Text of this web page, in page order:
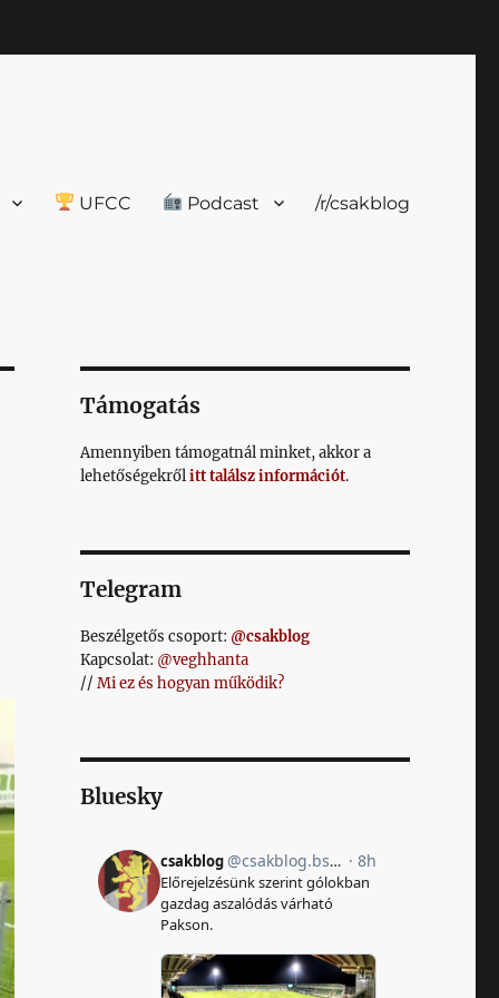
UFCC Podcast /r/csakblog
Támogatás
Amennyiben támogatnál minket, akkor a
lehetőségekrőlitt találsz információt.
Telegram
Beszélgetős csoport: @csakblog
Kapcsolat: @veghhanta
// Mi ez és hogyan működik?
Bluesky